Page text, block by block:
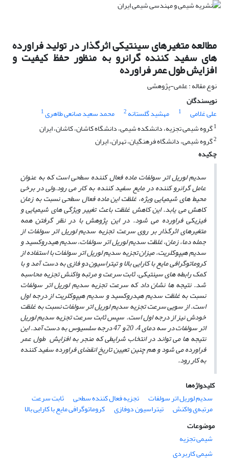
مطالعه متغیرهای سینتیکی اثرگذار در تولید فراورده
های سفید کننده گرانرو به منظور حفظ کیفیت و
افزایش طول عمر فراورده
نوع مقاله : علمی-پژوهشی
نویسندگان
علی غلامی
1 مهشید گلستانه 2 محمد سعید صانعی طاهری1
1گروه شیمی تجزیه، دانشکده شیمی، دانشگاه کاشان، کاشان، ایران
2گروه شیمی، دانشگاه فرهنگیان، تهران، ایران
چکیده
سدیم لوریل اتر سولفاتماده فعال کننده سطحی است که به عنوان
عامل گرانرو کننده در مایع سفید کننده به ­کار می رود.ولی در برخی
محیط­ های شیمیایی ویژه، غلظت این ماده فعال سطحی نسبت به زمان
کاهش می یابد. این کاهش غلظت باعثتغییر ویژگی­ های شیمیایی و
فیزیکی فراورده می­ شود. در این پژوهش با در نظر گرفتن همه
متغیرهای اثرگذار بر روی سرعت تجزیه سدیم لوریل اترسولفاتاز
جمله دما، زمان، غلظت سدیم لوریل اتر سولفات، سدیم هیدروکسید و
سدیم هیپوکلریت، میزان تجزیه سدیم لوریل اتر سولفات با استفاده از
کروماتوگرافی مایع با کارایی بالا و تیتراسیون دو فازی به­ دست آمدو با
کمک رابطه­ های سینتیکی، ثابت سرعت و مرتبه واکنش تجزیه محاسبه
شد. نتیجه­ ها نشان داد که سرعت تجزیه سدیم لوریلاتر سولفات
نسبت به غلظت سدیم هیدروکسید و سدیم هیپوکلریت از درجه اول
است. از سویی سرعت تجزیه سدیم لوریل اتر سولفات نسبت به غلظت
خودش نیز از درجه اول است. سپس ثابت سرعت تجزیه سدیم لوریل
اتر سولفات در سه دمای 4، 20 و 47 درجه سلسیوس به­ دست آمد. این
نتیجه­ ها می­ تواند در انتخاب شرایطی که منجر به افزایش طول عمر
فراورده می­ شود و هم چنین تعیین تاریخ انقضای فراورده سفید کننده
به­ کار رود.
کلیدواژه‌ها
سدیم لوریل اتر سولفات
تجزیه فعال کننده سطحی ثابت سرعت
مرتبه‌ی واکنش تیتراسیون دوفازی
کروماتوگرافی مایع با کارایی بالا
موضوعات
شیمی تجزیه
شیمی کاربردی